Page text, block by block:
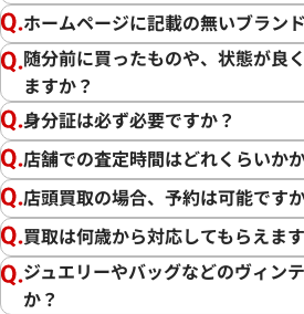
ホームページに記載の無いブラン
随分前に買ったものや、状態が良
ますか？
身分証は必ず必要ですか？
店舗での査定時間はどれくらいか
店頭買取の場合、予約は可能です
買取は何歳から対応してもらえま
ジュエリーやバッグなどのヴィン
か？